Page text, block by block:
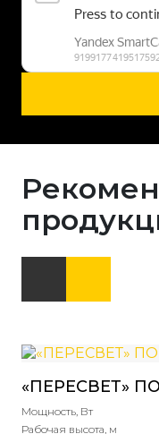
«ПЕРЕСВЕТ»
Мощность, Вт
Рабочая высота, м